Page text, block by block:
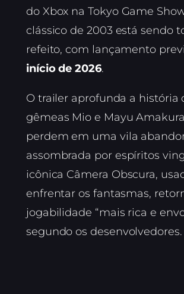
do Xbox na Tokyo Game
clássico de 2003 está sendo
refeito, com lançamento
início de 2026.
O trailer aprofunda a história
gêmeas Mio e Mayu
perdem em uma vila
assombrada por espíritos
icônica Câmera Obscura,
enfrentar os fantasmas,
jogabilidade “mais rica e
segundo os desenvolvedores.